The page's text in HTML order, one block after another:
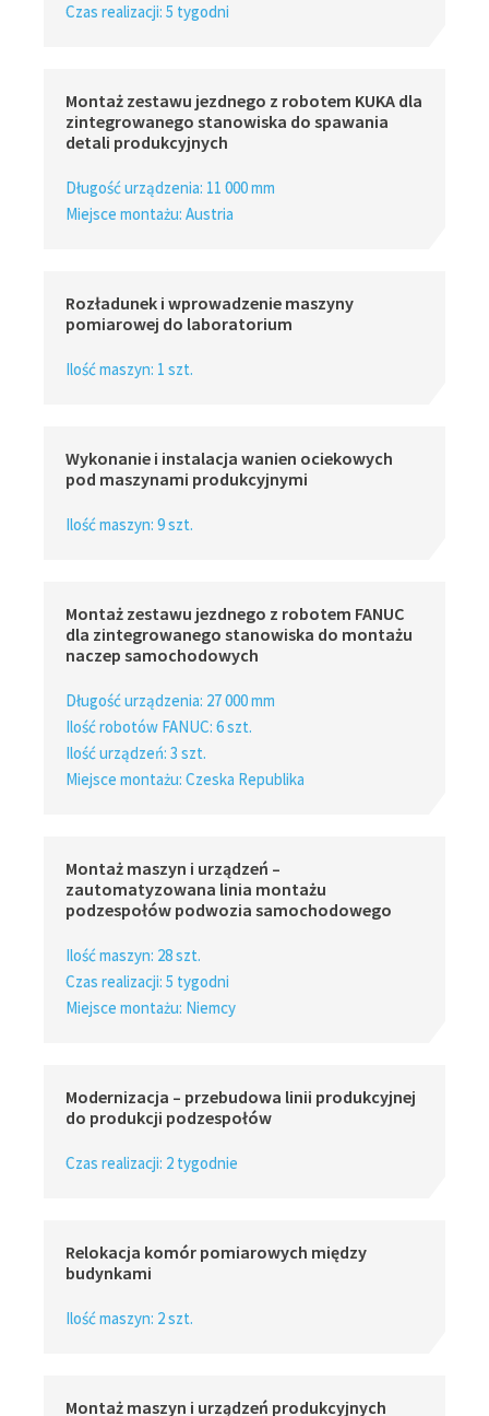
Czas realizacji: 5 tygodni
Montaż zestawu jezdnego z robotem KUKA dla
zintegrowanego stanowiska do spawania
detali produkcyjnych
Długość urządzenia: 11 000 mm
Miejsce montażu: Austria
Rozładunek i wprowadzenie maszyny
pomiarowej do laboratorium
Ilość maszyn: 1 szt.
Wykonanie i instalacja wanien ociekowych
pod maszynami produkcyjnymi
Ilość maszyn: 9 szt.
Montaż zestawu jezdnego z robotem FANUC
dla zintegrowanego stanowiska do montażu
naczep samochodowych
Długość urządzenia: 27 000 mm
Ilość robotów FANUC: 6 szt.
Ilość urządzeń: 3 szt.
Miejsce montażu: Czeska Republika
Montaż maszyn i urządzeń –
zautomatyzowana linia montażu
podzespołów podwozia samochodowego
Ilość maszyn: 28 szt.
Czas realizacji: 5 tygodni
Miejsce montażu: Niemcy
Modernizacja – przebudowa linii produkcyjnej
do produkcji podzespołów
Czas realizacji: 2 tygodnie
Relokacja komór pomiarowych między
budynkami
Ilość maszyn: 2 szt.
Montaż maszyn i urządzeń produkcyjnych